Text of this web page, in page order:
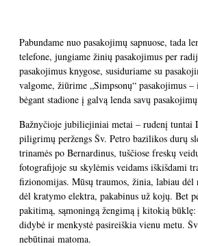
Pabundame nuo pasakojimų sapnuose, tada
telefone, jungiame žinių pasakojimus per
pasakojimus knygose, susiduriame su
valgome, žiūrime „Simpsonų“ pasakojimus
bėgant stadione į galvą lenda savų
Bažnyčioje jubiliejiniai metai – rudenį tuntai
piligrimų peržengs Šv. Petro bazilikos durų
trinamės po Bernardinus, tuščiose freskų
fotografijoje su skylėmis veidams iškišdami
fizionomijas. Mūsų traumos, žinia, labiau dėl
dėl kratymo elektra, pakabinus už kojų. Bet
pakitimą, sąmoningą žengimą į kitokią
didybė ir menkystė pasireiškia vienu metu.
nebūtinai matoma.